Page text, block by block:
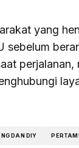
yang
sebelum
DAN DIY